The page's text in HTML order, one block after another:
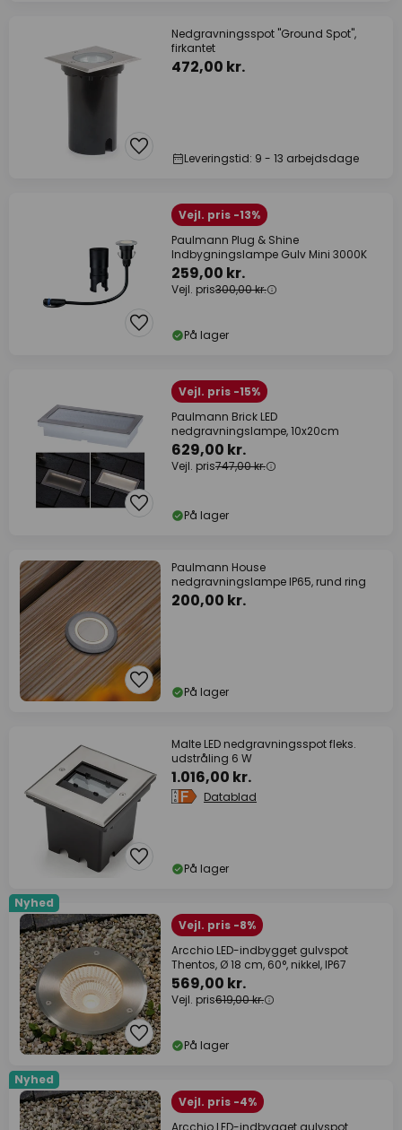
Nedgravningsspot "Ground Spot",
firkantet
472,00 kr.
Leveringstid: 9 - 13 arbejdsdage
Vejl. pris -13%
Paulmann Plug & Shine
Indbygningslampe Gulv Mini 3000K
259,00 kr.
Vejl. pris300,00 kr.
På lager
Vejl. pris -15%
Paulmann Brick LED
nedgravningslampe, 10x20cm
629,00 kr.
Vejl. pris747,00 kr.
På lager
Paulmann House
nedgravningslampe IP65, rund ring
200,00 kr.
På lager
Malte LED nedgravningsspot fleks.
udstråling 6 W
1.016,00 kr.
Datablad
På lager
Nyhed
Vejl. pris -8%
Arcchio LED-indbygget gulvspot
Thentos, Ø 18 cm, 60°, nikkel, IP67
569,00 kr.
Vejl. pris619,00 kr.
På lager
Nyhed
Vejl. pris -4%
Arcchio LED-indbygget gulvspot